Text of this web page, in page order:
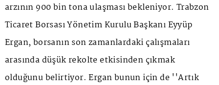
arzının 900 bin tona ulaşması bekleniyor. Trabzon
Ticaret Borsası Yönetim Kurulu Başkanı Eyyüp
Ergan, borsanın son zamanlardaki çalışmaları
arasında düşük rekolte etkisinden çıkmak
olduğunu belirtiyor. Ergan bunun için de ''Artık